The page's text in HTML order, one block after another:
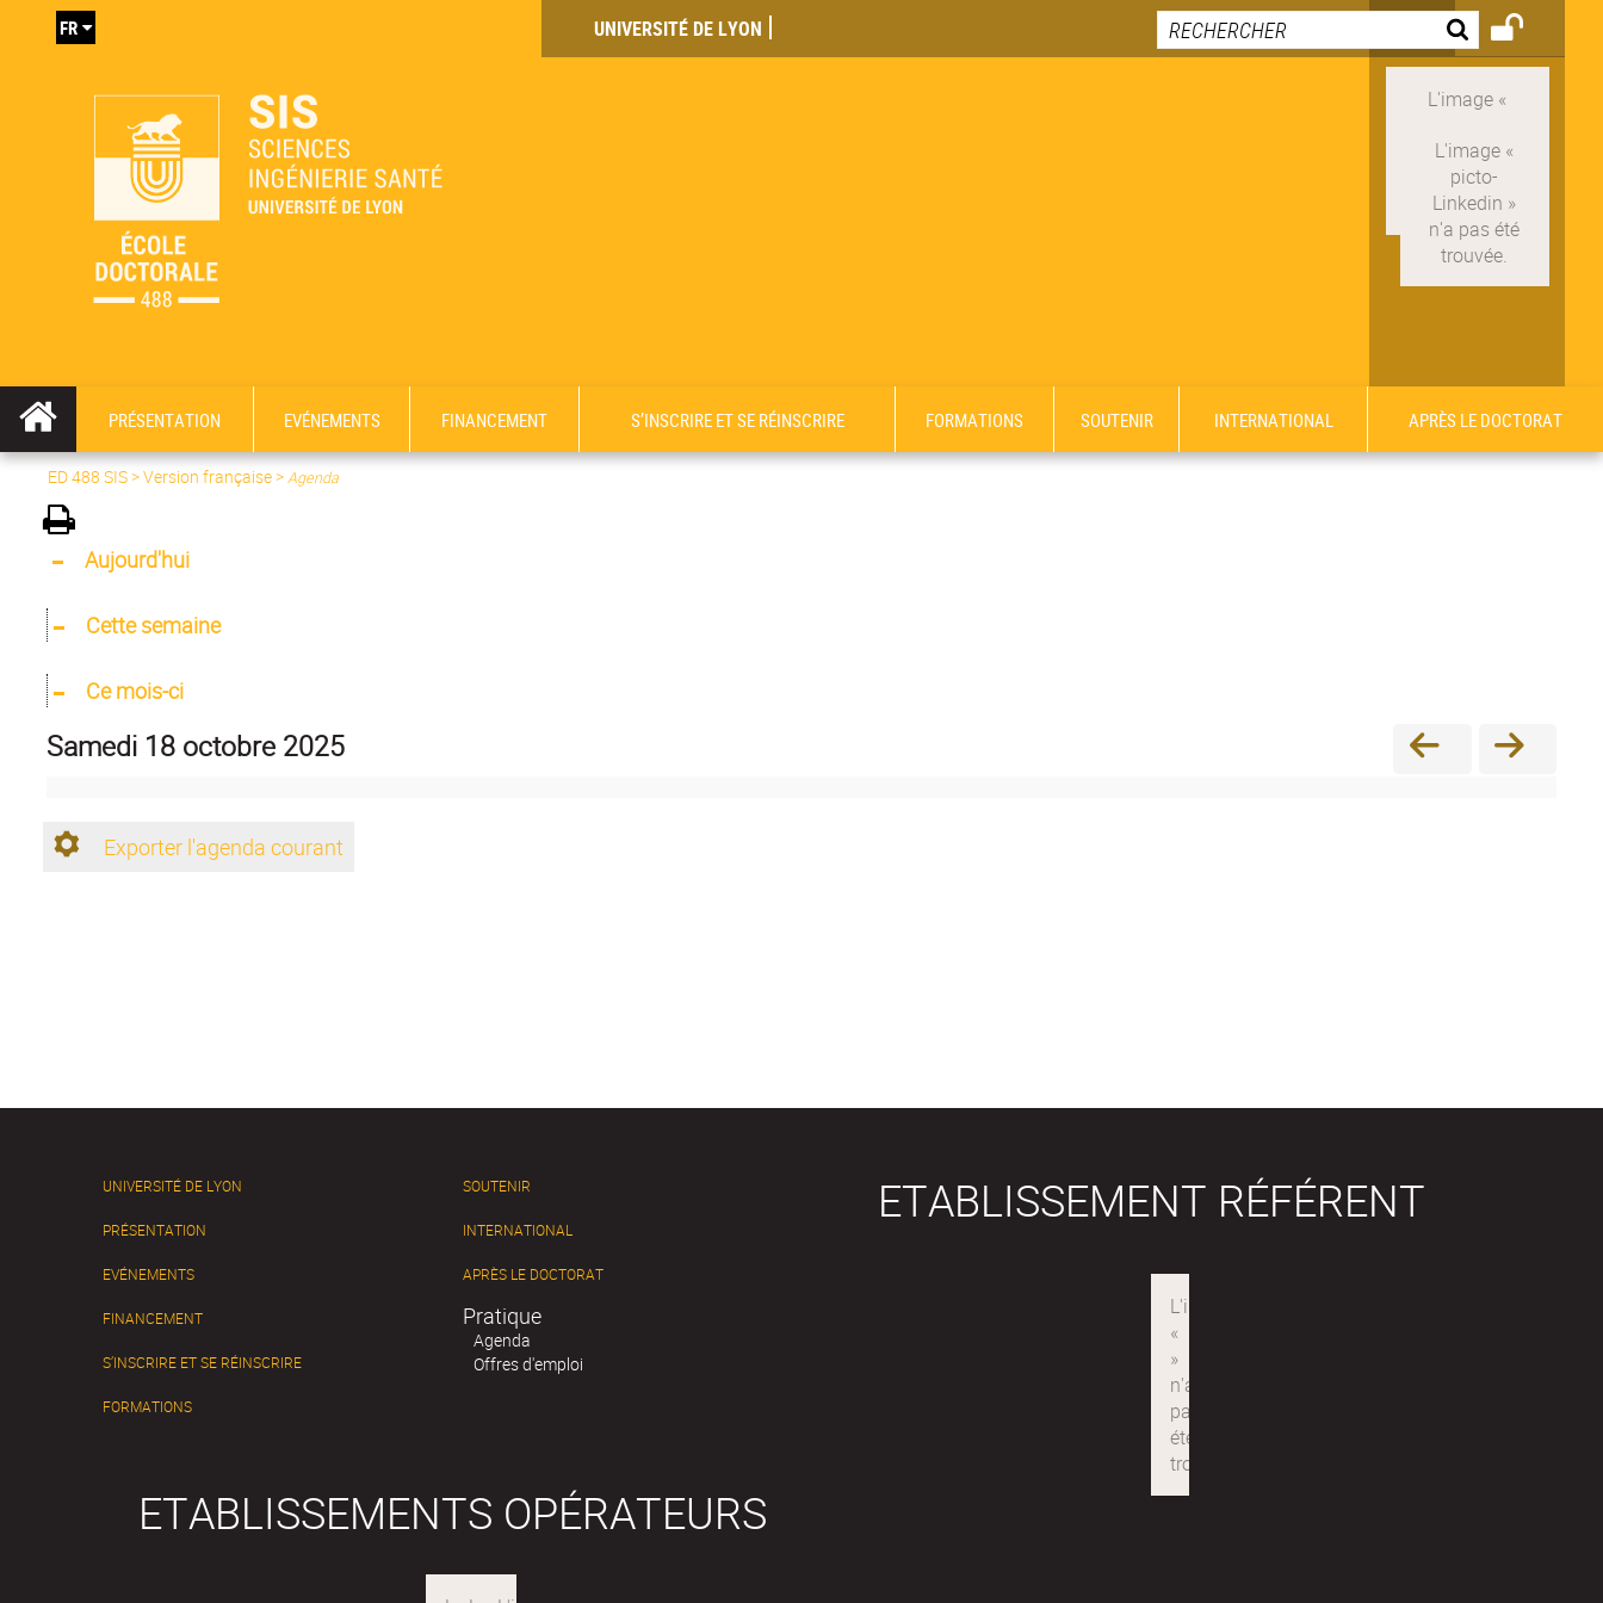
UNIVERSITÉ DE LYON
FR
PRÉSENTATION EVÉNEMENTS FINANCEMENT S’INSCRIRE ET SE RÉINSCRIRE FORMATIONS SOUTENIR INTERNATIONAL APRÈS LE DOCTORAT
ED 488 SIS>Version française>Agenda
Aujourd'hui
Cette semaine
Ce mois-ci
samedi 18 octobre 2025
Exporter l'agenda courant
UNIVERSITÉ DE LYON
PRÉSENTATION
EVÉNEMENTS
FINANCEMENT
S’INSCRIRE ET SE RÉINSCRIRE
FORMATIONS
SOUTENIR
INTERNATIONAL
APRÈS LE DOCTORAT
Pratique
Agenda
Offres d'emploi
ETABLISSEMENT RÉFÉRENT
ETABLISSEMENTS OPÉRATEURS